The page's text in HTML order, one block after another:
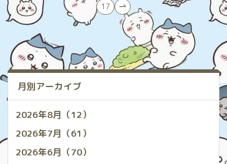
17
月別アーカイブ
2026年8月（12）
2026年7月（61）
2026年6月（70）